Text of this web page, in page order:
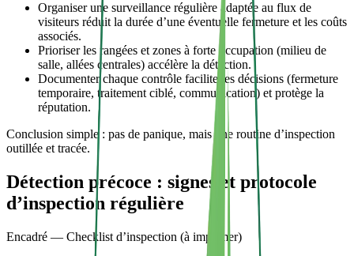
Organiser une surveillance régulière adaptée au flux de
visiteurs réduit la durée d’une éventuelle fermeture et les coûts
associés.
Prioriser les rangées et zones à forte occupation (milieu de
salle, allées centrales) accélère la détection.
Documenter chaque contrôle facilite les décisions (fermeture
temporaire, traitement ciblé, communication) et protège la
réputation.
Conclusion simple : pas de panique, mais une routine d’inspection
outillée et tracée.
Détection précoce : signes et protocole
d’inspection régulière
Encadré — Checklist d’inspection (à imprimer)